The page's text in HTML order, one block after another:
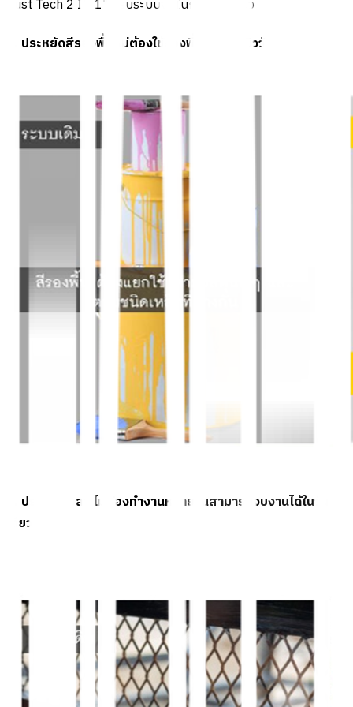
Rust Tech 2 IN 1" ครบระบบจบในกระป๋องเดียว
1. ประหยัดสีรองพื้น ไม่ต้องใช้รองพื้นตามพื้นผิววัสดุต่างๆ
2. ประหยัดเวลา ไม่ต้องทำงานหลายวันสามารถจบงานได้ในวัน
เดียว